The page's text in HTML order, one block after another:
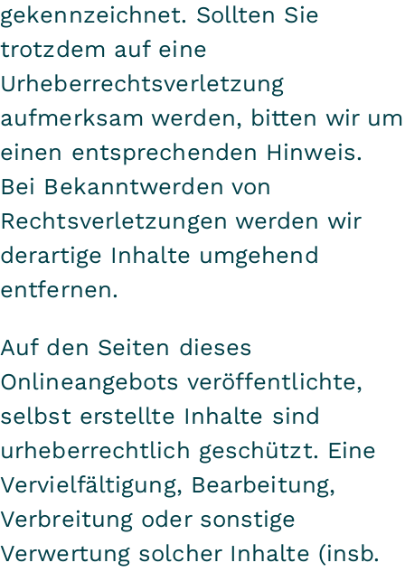
gekennzeichnet. Sollten Sie
trotzdem auf eine
Urheberrechtsverletzung
aufmerksam werden, bitten wir um
einen entsprechenden Hinweis.
Bei Bekanntwerden von
Rechtsverletzungen werden wir
derartige Inhalte umgehend
entfernen.
Auf den Seiten dieses
Onlineangebots veröffentlichte,
selbst erstellte Inhalte sind
urheberrechtlich geschützt. Eine
Vervielfältigung, Bearbeitung,
Verbreitung oder sonstige
Verwertung solcher Inhalte (insb.